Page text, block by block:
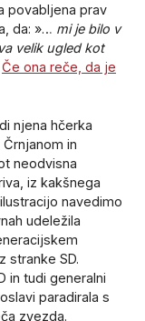
povabljena prav
da: »… mi je bilo v
velik ugled kot
Če ona reče, da je
njena hčerka
in
neodvisna
iz kakšnega
navedimo
udeležila
stranke SD.
in tudi generalni
paradirala s
zvezda.